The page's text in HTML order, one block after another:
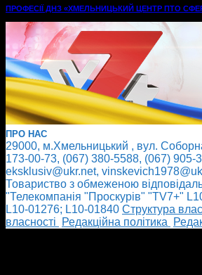
ПРОФЕСІЇ ДНЗ «ХМЕЛЬНИЦЬКИЙ ЦЕНТР ПТО
ПРО НАС
29000, м.Хмельницький , вул.
173-00-73, (067) 380-5588, (067) 905-
eksklusiv@ukr.net,
Товариство з обмеженою
"Телекомпанія "Проскурів" "TV7+"
L10-01276; L10-01840 Cтруктура
власності
Редакційна політика